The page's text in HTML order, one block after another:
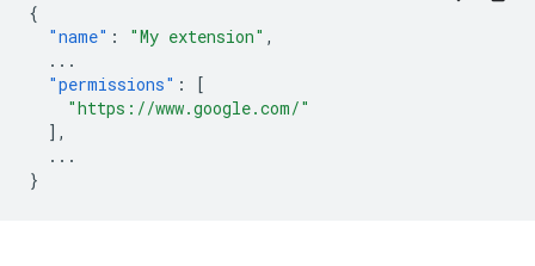
{
"name" : "My extension" ,
...
"permissions" :
[
"https://www.google.com/"
],
...
}